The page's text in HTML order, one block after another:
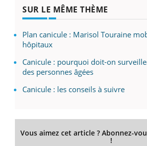
SUR LE MÊME THÈME
Plan canicule : Marisol Touraine
hôpitaux
Canicule : pourquoi doit-on
des personnes âgées
Canicule : les conseils à suivre
Vous aimez cet article ? Abonnez-
!